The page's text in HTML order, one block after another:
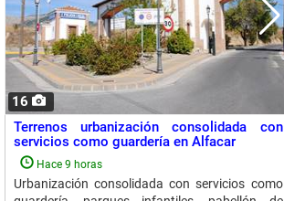
16
Terrenos urbanización consolidada con
servicios como guardería en Alfacar
Hace 9 horas
Urbanización consolidada con servicios como